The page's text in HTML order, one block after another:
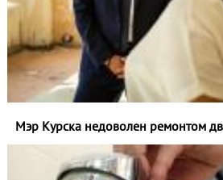
Мэр Курска недоволен ремонтом